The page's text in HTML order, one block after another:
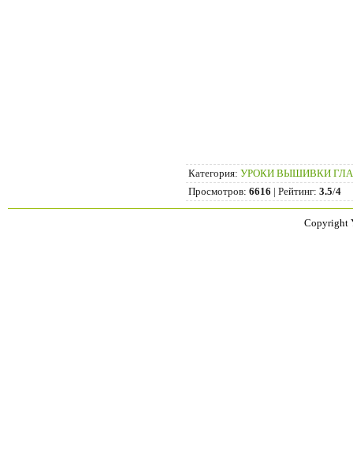
Категория: УРОКИ ВЫШИВКИ
Просмотров: 6616 | Рейтинг: 3.5/4
Copyright